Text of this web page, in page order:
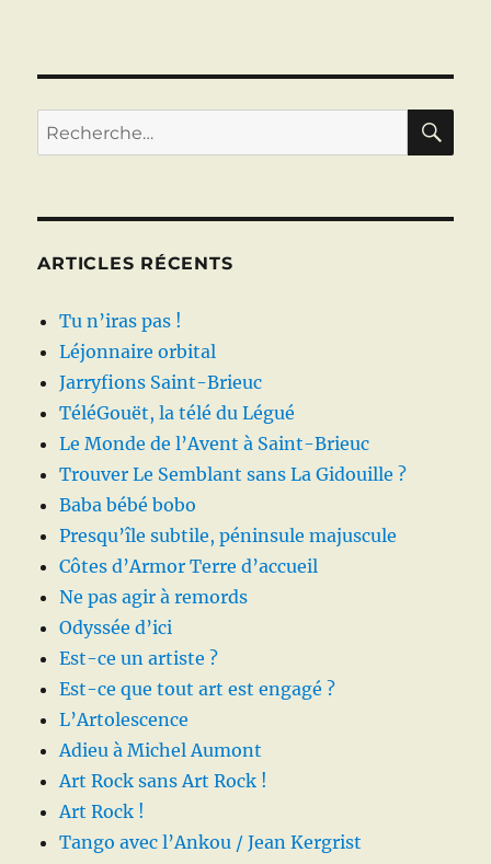
Recherche
pour :
ARTICLES RÉCENTS
Tu n’iras pas !
Léjonnaire orbital
Jarryfions Saint-Brieuc
TéléGouët, la télé du Légué
Le Monde de l’Avent à Saint-Brieuc
Trouver Le Semblant sans La Gidouille ?
Baba bébé bobo
Presqu’île subtile, péninsule majuscule
Côtes d’Armor Terre d’accueil
Ne pas agir à remords
Odyssée d’ici
Est-ce un artiste ?
Est-ce que tout art est engagé ?
L’Artolescence
Adieu à Michel Aumont
Art Rock sans Art Rock !
Art Rock !
Tango avec l’Ankou / Jean Kergrist